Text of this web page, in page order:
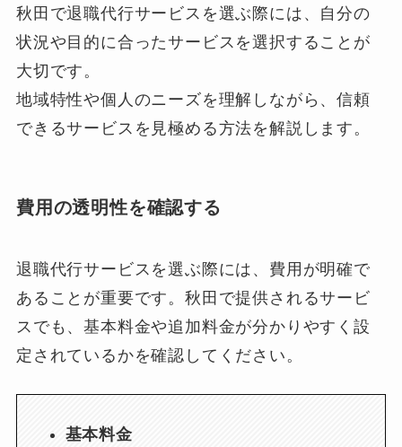
秋田で退職代行サービスを選ぶ際には、自分の
状況や目的に合ったサービスを選択することが
大切です。
地域特性や個人のニーズを理解しながら、信頼
できるサービスを見極める方法を解説します。
費用の透明性を確認する
退職代行サービスを選ぶ際には、費用が明確で
あることが重要です。秋田で提供されるサービ
スでも、基本料金や追加料金が分かりやすく設
定されているかを確認してください。
基本料金